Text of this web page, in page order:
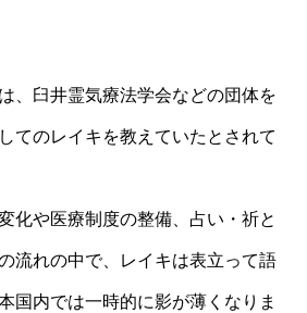
、臼井霊気療法学会などの団体を
てのレイキを教えていたとされて
化や医療制度の整備、占い・祈と
流れの中で、レイキは表立って語
国内では一時的に影が薄くなりま